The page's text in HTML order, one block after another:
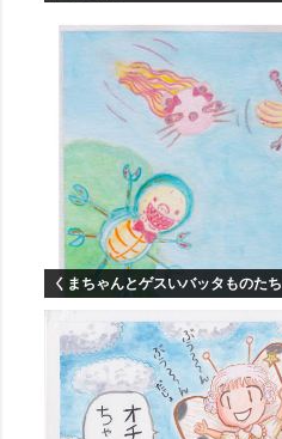
くまちゃんとゲスいバッタものたち